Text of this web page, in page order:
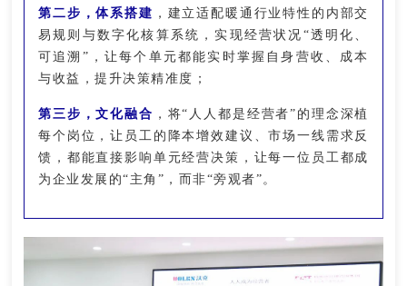
第二步，体系搭建 ，建立适配暖通行业特性的内部交
易规则与数字化核算系统，实现经营状况“透明化、
可追溯”，让每个单元都能实时掌握自身营收、成本
与收益，提升决策精准度；
第三步，文化融合 ，将“人人都是经营者”的理念深植
每个岗位，让员工的降本增效建议、市场一线需求反
馈，都能直接影响单元经营决策，让每一位员工都成
为企业发展的“主角”，而非“旁观者”。